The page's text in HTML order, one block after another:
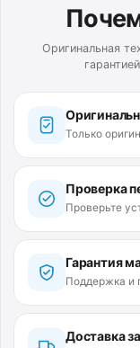
Оригинальная
Только
Проверка
Проверьте
Гарантия
Поддержка и
Доставка